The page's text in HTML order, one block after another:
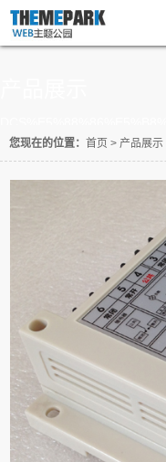
您现在的位置： 首页 > 产品展示